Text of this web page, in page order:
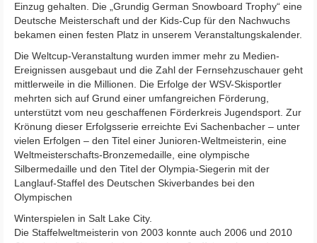
Einzug gehalten. Die „Grundig German Snowboard Trophy“ eine
Deutsche Meisterschaft und der Kids-Cup für den Nachwuchs
bekamen einen festen Platz in unserem Veranstaltungskalender.
Die Weltcup-Veranstaltung wurden immer mehr zu Medien-
Ereignissen ausgebaut und die Zahl der Fernsehzuschauer geht
mittlerweile in die Millionen. Die Erfolge der WSV-Skisportler
mehrten sich auf Grund einer umfangreichen Förderung,
unterstützt vom neu geschaffenen Förderkreis Jugendsport. Zur
Krönung dieser Erfolgsserie erreichte Evi Sachenbacher – unter
vielen Erfolgen – den Titel einer Junioren-Weltmeisterin, eine
Weltmeisterschafts-Bronzemedaille, eine olympische
Silbermedaille und den Titel der Olympia-Siegerin mit der
Langlauf-Staffel des Deutschen Skiverbandes bei den
Olympischen
Winterspielen in Salt Lake City.
Die Staffelweltmeisterin von 2003 konnte auch 2006 und 2010